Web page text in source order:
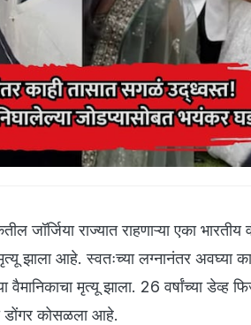
जॉर्जिया राज्यात राहणाऱ्या एका भारतीय
झाला आहे. स्वतःच्या लग्नानंतर अवघ्या
वैमानिकाचा मृत्यू झाला. 26 वर्षांच्या डेव्ह
डोंगर कोसळला आहे.